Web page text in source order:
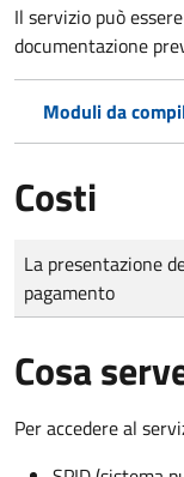
Il servizio può
documentazione
Moduli da
Costi
Tipo di pagamento
Importo
La presentazione
pagamento
Cosa
Per accedere al